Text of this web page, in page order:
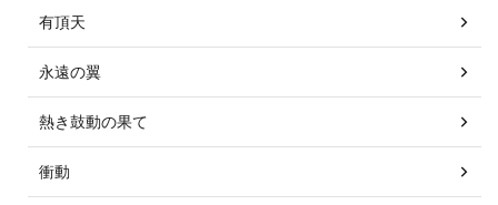
有頂天
永遠の翼
熱き鼓動の果て
衝動